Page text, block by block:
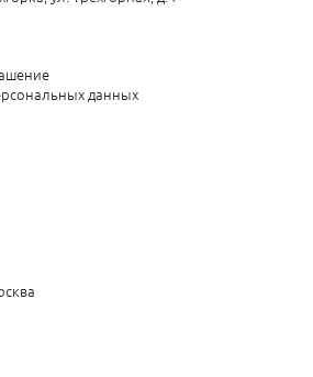
данных